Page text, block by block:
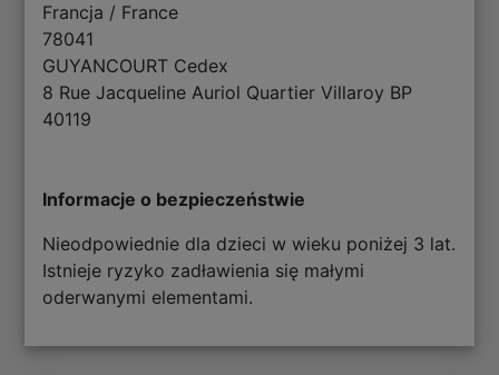
Francja / France
78041
GUYANCOURT Cedex
8 Rue Jacqueline Auriol Quartier Villaroy BP
40119
Informacje o bezpieczeństwie
Nieodpowiednie dla dzieci w wieku poniżej 3 lat.
Istnieje ryzyko zadławienia się małymi
oderwanymi elementami.